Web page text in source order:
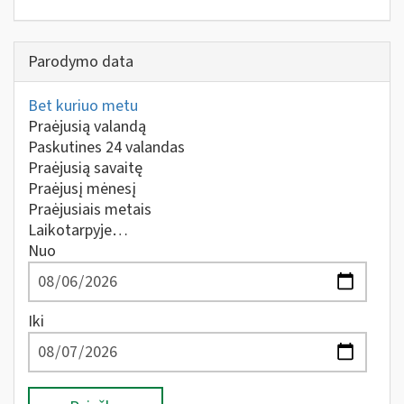
Parodymo data
Bet kuriuo metu
Praėjusią valandą
Paskutines 24 valandas
Praėjusią savaitę
Praėjusį mėnesį
Praėjusiais metais
Laikotarpyje…
Nuo
Iki